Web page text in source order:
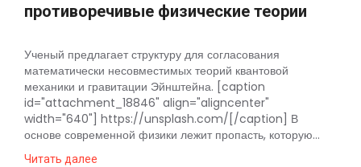
противоречивые физические теории
Ученый предлагает структуру для согласования
математически несовместимых теорий квантовой
механики и гравитации Эйнштейна. [caption
id="attachment_18846" align="aligncenter"
width="640"] https://unsplash.com/[/caption] В
основе современной физики лежит пропасть, которую...
Читать далее